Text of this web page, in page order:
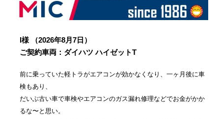
I様
（2026年8月7日）
ご契約車両：ダイハツ ハイゼットT
前に乗っていた軽トラがエアコンが効かなくなり、一ヶ月後に車
検もあり、
だいぶ古い車で車検やエアコンのガス漏れ修理などでお金がかか
るな〜と思い。